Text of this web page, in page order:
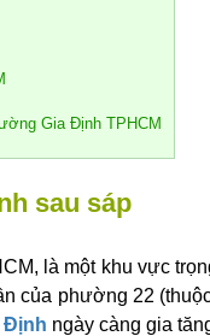
Gia Định TPHCM
sau sáp
là một khu vực
của phường 22
Định ngày càng gia